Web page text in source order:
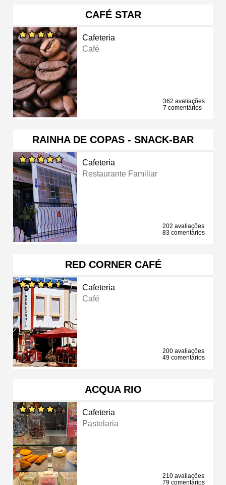
CAFÉ STAR
Cafeteria
Café
362 avaliações
7 comentários
RAINHA DE COPAS - SNACK-BAR
Cafeteria
Restaurante Familiar
202 avaliações
83 comentários
RED CORNER CAFÉ
Cafeteria
Café
200 avaliações
49 comentários
ACQUA RIO
Cafeteria
Pastelaria
210 avaliações
79 comentários